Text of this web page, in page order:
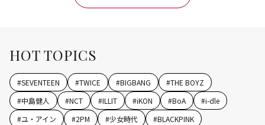
HOT TOPICS
#SEVENTEEN #TWICE #BIGBANG #THE BOYZ
#中島健人 #NCT #ILLIT #iKON #BoA #i-dle
#ユ・アイン #2PM #少女時代 #BLACKPINK